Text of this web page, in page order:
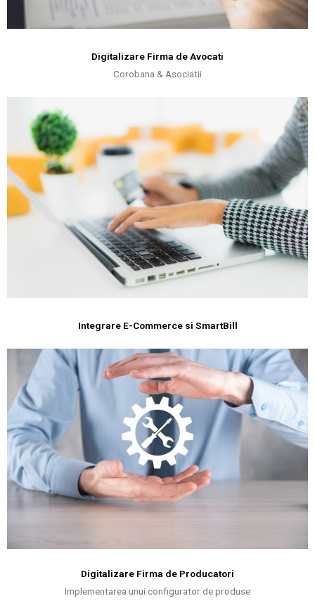
Digitalizare Firma de Avocati
Corobana & Asociatii
Integrare E-Commerce si SmartBill
Digitalizare Firma de Producatori
Implementarea unui configurator de produse